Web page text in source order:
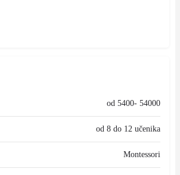
od 5400- 54000
od 8 do 12 učenika
Montessori